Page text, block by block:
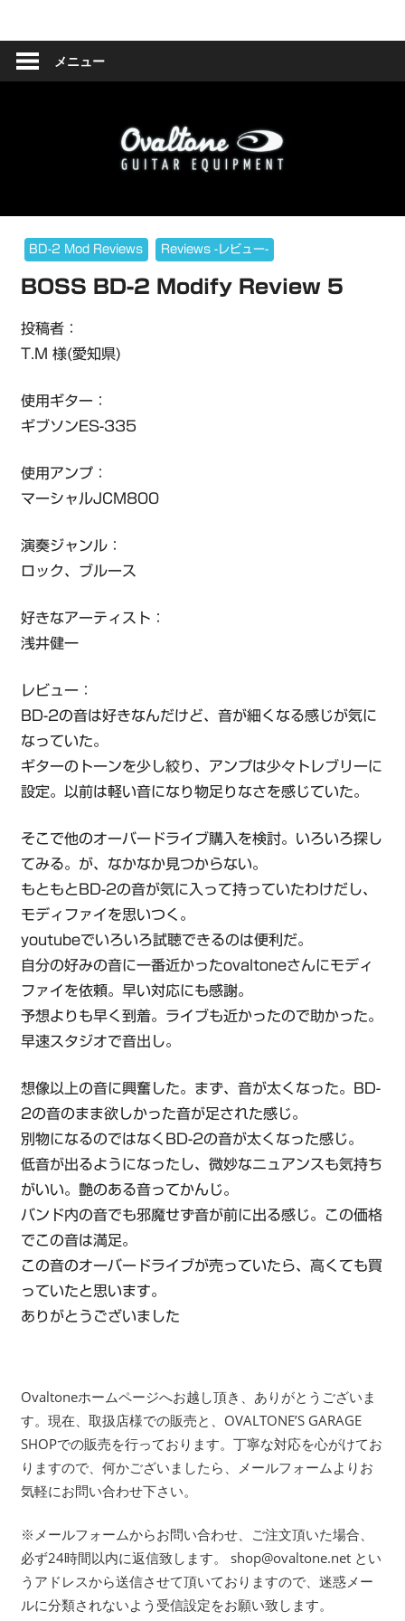
ン
Ovaltone
-
handmade
effect
メニュー
BD-2 Mod Reviews Reviews -レビュー-
BOSS BD-2 Modify Review 5
投稿者：
T.M 様(愛知県)
使用ギター：
ギブソンES-335
使用アンプ：
マーシャルJCM800
演奏ジャンル：
ロック、ブルース
好きなアーティスト：
浅井健一
レビュー：
BD-2の音は好きなんだけど、音が細くなる感じが気に
なっていた。
ギターのトーンを少し絞り、アンプは少々トレブリーに
設定。以前は軽い音になり物足りなさを感じていた。
そこで他のオーバードライブ購入を検討。いろいろ探し
てみる。が、なかなか見つからない。
もともとBD-2の音が気に入って持っていたわけだし、
モディファイを思いつく。
youtubeでいろいろ試聴できるのは便利だ。
自分の好みの音に一番近かったovaltoneさんにモディ
ファイを依頼。早い対応にも感謝。
予想よりも早く到着。ライブも近かったので助かった。
早速スタジオで音出し。
想像以上の音に興奮した。まず、音が太くなった。BD-
2の音のまま欲しかった音が足された感じ。
別物になるのではなくBD-2の音が太くなった感じ。
低音が出るようになったし、微妙なニュアンスも気持ち
がいい。艶のある音ってかんじ。
バンド内の音でも邪魔せず音が前に出る感じ。この価格
でこの音は満足。
この音のオーバードライブが売っていたら、高くても買
っていたと思います。
ありがとうございました
Ovaltoneホームページへお越し頂き、ありがとうございま
す。現在、取扱店様での販売と、OVALTONE’S GARAGE
SHOPでの販売を行っております。丁寧な対応を心がけてお
りますので、何かございましたら、メールフォームよりお
気軽にお問い合わせ下さい。
※メールフォームからお問い合わせ、ご注文頂いた場合、
必ず24時間以内に返信致します。 shop@ovaltone.net とい
うアドレスから送信させて頂いておりますので、迷惑メー
ルに分類されないよう受信設定をお願い致します。